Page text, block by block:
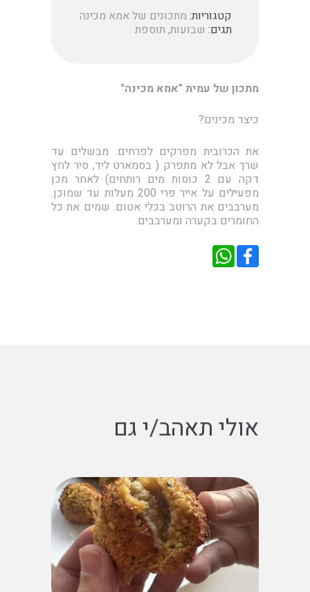
קטגוריות: מתכונים של אמא מכינה
תגים: שבועות, תוספת
מתכון של עמית "אמא מכינה"
כיצד מכינים?
את הכרובית מפרקים לפרחים. מבשלים עד
שרך אבל לא מתפרק ( בסמארט ליד, סיר לחץ
דקה עם 2 כוסות מים רותחים) לאחר מכן
מפעילים על אייר פרי 200 מעלות עד שמוכן.
מערבבים את הרוטב בכלי אטום. שמים את כל
החומרים בקערה ומערבבים.
אולי תאהב/י גם